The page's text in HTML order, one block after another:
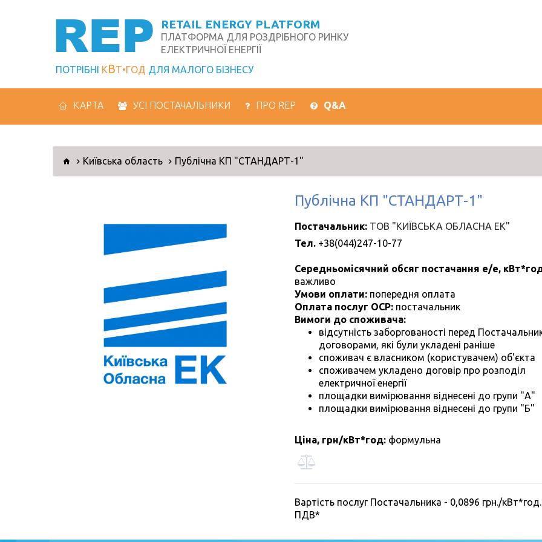
REP RETAIL ENERGY PLATFORM
ПЛАТФОРМА ДЛЯ РОЗДРІБНОГО РИНКУ
ЕЛЕКТРИЧНОЇ ЕНЕРГІЇ
ПОТРІБНІ КВТ ГОД ДЛЯ МАЛОГО БІЗНЕСУ
КАРТА УСІ ПОСТАЧАЛЬНИКИ ПРО REP Q&A
Київська область Публічна КП "СТАНДАРТ-1"
Публічна КП "СТАНДАРТ-1"
Постачальник: ТОВ "КИЇВСЬКА ОБЛАСНА ЕК"
Тел. +38(044)247-10-77
Середньомісячний обсяг постачання е/е,
важливо
Умови оплати: попередня оплата
Оплата послуг ОСР: постачальник
Вимоги до споживача:
відсутність заборгованості перед
договорами, які були укладені раніше
споживач є власником (користувачем) об'єкта
споживачем укладено договір про розподіл
електричної енергії
площадки вимірювання віднесені до групи "А"
площадки вимірювання віднесені до групи "Б"
Ціна, грн/кВт*год: формульна
Вартість послуг Постачальника - 0,0896 грн./
ПДВ*